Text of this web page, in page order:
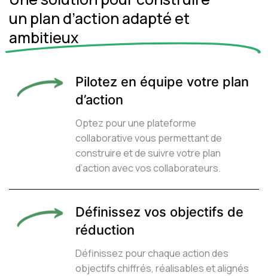
un plan d’action adapté et
ambitieux
Pilotez en équipe votre plan
d’action
Optez pour une plateforme
collaborative vous permettant de
construire et de suivre votre plan
d’action avec vos collaborateurs.
Définissez vos objectifs de
réduction
Définissez pour chaque action des
objectifs chiffrés, réalisables et alignés